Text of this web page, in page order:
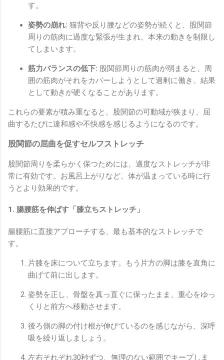
す。
姿勢の崩れ: 猫背や反り腰などの姿勢が続くと、股関節
周りの筋肉に過度な緊張が生まれ、本来の動きを制限し
てしまいます。
筋力バランスの低下: 股関節周りの筋肉が弱まると、周
囲の筋肉がそれをカバーしようとして過剰に働き、結果
として動きが硬くなることがあります。
これらの要素が積み重なると、股関節の可動域が狭まり、屈
曲するたびに違和感や不快感を感じるようになるのです。
股関節の屈曲を促すセルフストレッチ
股関節周りを柔らかく保つためには、適度なストレッチが非
常に有効です。お風呂上がりなど、体が温まっている時に行
うとより効果的です。
1. 腸腰筋を伸ばす「膝立ちストレッチ」
腸腰筋に直接アプローチする、最も基本的なストレッチで
す。
片膝を床について立ちます。もう片方の脚は膝を直角に
曲げて前に出します。
姿勢を正し、骨盤を真っ直ぐに保ったまま、重心をゆっ
くりと前方へ移動させます。
後ろ側の脚の付け根が伸びているのを感じながら、深呼
吸を繰り返しましょう。
左右それぞれ30秒ずつ、無理のない範囲でキープしま